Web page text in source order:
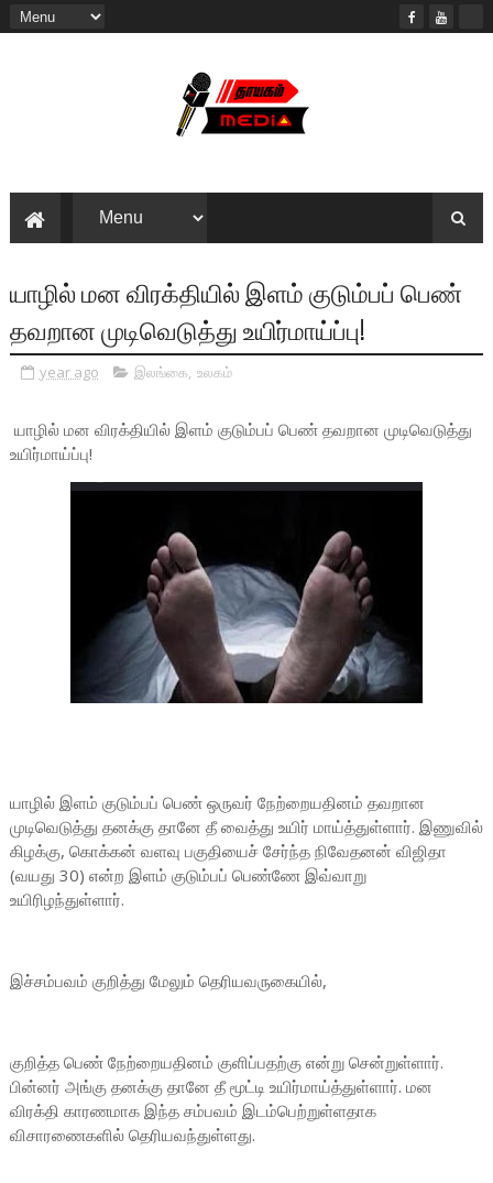
யாழில் மன விரக்தியில் இளம் குடும்பப் பெண்
தவறான முடிவெடுத்து உயிர்மாய்ப்பு!
year ago இலங்கை, உலகம்
யாழில் மன விரக்தியில் இளம் குடும்பப் பெண் தவறான முடிவெடுத்து
உயிர்மாய்ப்பு!
யாழில் இளம் குடும்பப் பெண் ஒருவர் நேற்றையதினம் தவறான
முடிவெடுத்து தனக்கு தானே தீ வைத்து உயிர் மாய்த்துள்ளார். இணுவில்
கிழக்கு, கொக்கன் வளவு பகுதியைச் சேர்ந்த நிவேதனன் விஜிதா
(வயது 30) என்ற இளம் குடும்பப் பெண்ணே இவ்வாறு
உயிரிழந்துள்ளார்.
இச்சம்பவம் குறித்து மேலும் தெரியவருகையில்,
குறித்த பெண் நேற்றையதினம் குளிப்பதற்கு என்று சென்றுள்ளார்.
பின்னர் அங்கு தனக்கு தானே தீ மூட்டி உயிர்மாய்த்துள்ளார். மன
விரக்தி காரணமாக இந்த சம்பவம் இடம்பெற்றுள்ளதாக
விசாரணைகளில் தெரியவந்துள்ளது.